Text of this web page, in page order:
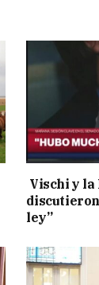
Vischi y la
ley”